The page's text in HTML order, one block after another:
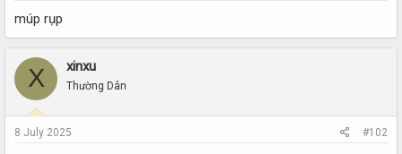
r
múp rụp
X xinxu
Thường Dân
8 July 2025 #102